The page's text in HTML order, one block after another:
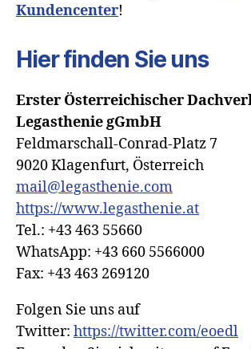
Kundencenter!
Hier finden Sie uns
Erster Österreichischer
Legasthenie gGmbH
Feldmarschall-Conrad-Platz 7
9020 Klagenfurt, Österreich
mail@legasthenie.com
https://www.legasthenie.at
Tel.: +43 463 55660
WhatsApp: +43 660 5566000
Fax: +43 463 269120
Folgen Sie uns auf
Twitter: https://twitter.com/eoedl